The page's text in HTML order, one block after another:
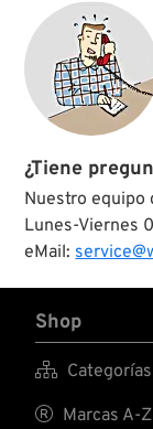
¿Tiene
Nuestro equipo
Lunes-Viernes
eMail:
Shop
 Categorías
 Marcas A-Z